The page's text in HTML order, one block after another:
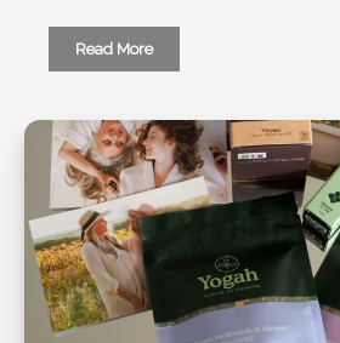
Read MoreBiotyfull
box
Jeunesse”
100%
CBD
/
2024-